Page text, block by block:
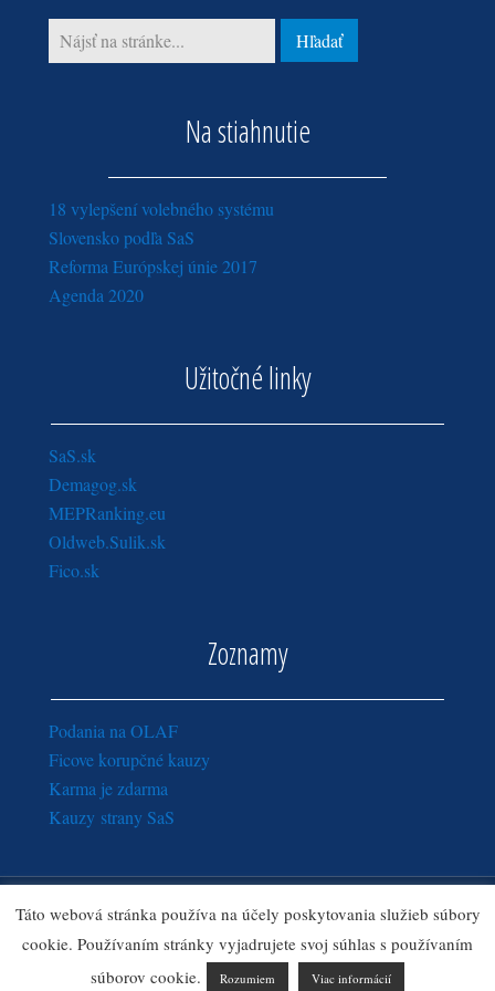
Na stiahnutie
18 vylepšení volebného systému
Slovensko podľa SaS
Reforma Európskej únie 2017
Agenda 2020
Užitočné linky
SaS.sk
Demagog.sk
MEPRanking.eu
Oldweb.Sulik.sk
Fico.sk
Zoznamy
Podania na OLAF
Ficove korupčné kauzy
Karma je zdarma
Kauzy strany SaS
Copyright © 2016 - 2018 Sulik.sk · Všetky práva vyhradené.
Zásady ochrany osobných údajov |Oznamy pre správcu webu
Sulik.sk
Táto webová stránka používa na účely poskytovania služieb súbory
cookie. Používaním stránky vyjadrujete svoj súhlas s používaním
súborov cookie.
Rozumiem Viac informácií